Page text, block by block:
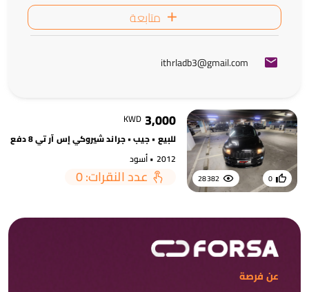
متابعة
ithrladb3@gmail.com
28382 0
3,000
KWD
للبيع • جيب • جراند شيروكي إس آر تي 8 دفع رباعي • 2012 • أسود
2012 • أسود
عدد النقرات: 0
عن فرصة